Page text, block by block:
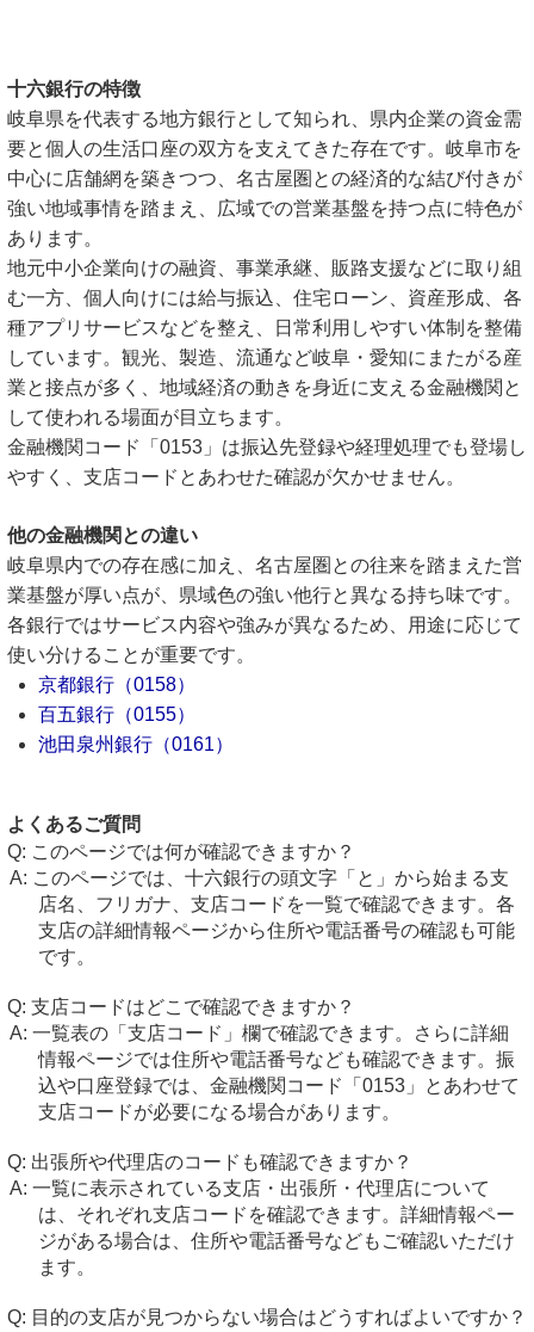
十六銀行の特徴
岐阜県を代表する地方銀行として知られ、県内企業の資金需
要と個人の生活口座の双方を支えてきた存在です。岐阜市を
中心に店舗網を築きつつ、名古屋圏との経済的な結び付きが
強い地域事情を踏まえ、広域での営業基盤を持つ点に特色が
あります。
地元中小企業向けの融資、事業承継、販路支援などに取り組
む一方、個人向けには給与振込、住宅ローン、資産形成、各
種アプリサービスなどを整え、日常利用しやすい体制を整備
しています。観光、製造、流通など岐阜・愛知にまたがる産
業と接点が多く、地域経済の動きを身近に支える金融機関と
して使われる場面が目立ちます。
金融機関コード「0153」は振込先登録や経理処理でも登場し
やすく、支店コードとあわせた確認が欠かせません。
他の金融機関との違い
岐阜県内での存在感に加え、名古屋圏との往来を踏まえた営
業基盤が厚い点が、県域色の強い他行と異なる持ち味です。
各銀行ではサービス内容や強みが異なるため、用途に応じて
使い分けることが重要です。
京都銀行（0158）
百五銀行（0155）
池田泉州銀行（0161）
よくあるご質問
このページでは何が確認できますか？
このページでは、十六銀行の頭文字「と」から始まる支
店名、フリガナ、支店コードを一覧で確認できます。各
支店の詳細情報ページから住所や電話番号の確認も可能
です。
支店コードはどこで確認できますか？
一覧表の「支店コード」欄で確認できます。さらに詳細
情報ページでは住所や電話番号なども確認できます。振
込や口座登録では、金融機関コード「0153」とあわせて
支店コードが必要になる場合があります。
出張所や代理店のコードも確認できますか？
一覧に表示されている支店・出張所・代理店について
は、それぞれ支店コードを確認できます。詳細情報ペー
ジがある場合は、住所や電話番号などもご確認いただけ
ます。
目的の支店が見つからない場合はどうすればよいですか？